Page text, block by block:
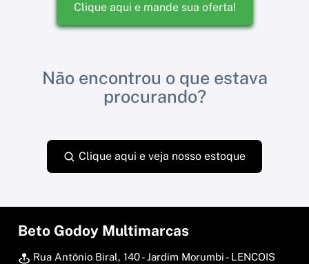
Clique aqui e mande sua oferta!
Não encontrou o que estava
procurando?
Clique aqui e veja nosso estoque
Beto Godoy Multimarcas
Rua Antônio Biral, 140 - Jardim Morumbi - LENCOIS